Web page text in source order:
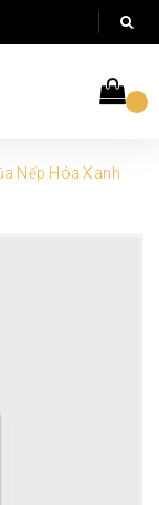
Nếp Hóa Xanh